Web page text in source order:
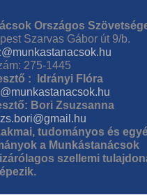
Országos
Szarvas Gábor út 9/b.
275-1445
: Idrányi Flóra
Bori Zsuzsanna
zs.bori@gmail.hu
tudományos és
a Munkástanácsok
szellemi